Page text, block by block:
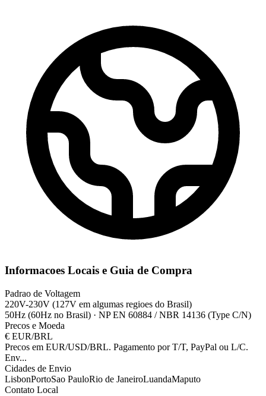
Informacoes Locais e Guia de Compra
Padrao de Voltagem
220V-230V (127V em algumas regioes do Brasil)
50Hz (60Hz no Brasil) · NP EN 60884 / NBR 14136 (Type C/N)
Precos e Moeda
€ EUR/BRL
Precos em EUR/USD/BRL. Pagamento por T/T, PayPal ou L/C.
Env...
Cidades de Envio
LisbonPortoSao PauloRio de JaneiroLuandaMaputo
Contato Local